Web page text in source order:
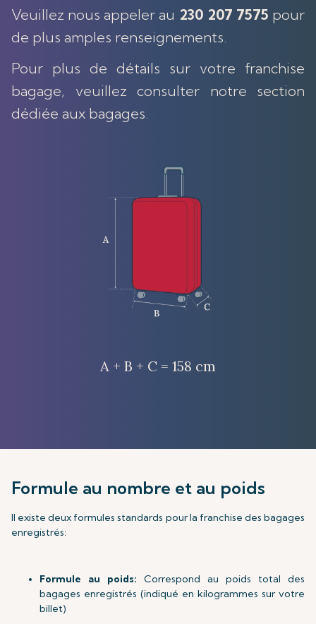
Veuillez nous appeler au 230 207 7575 pour
de plus amples renseignements.
Pour plus de détails sur votre franchise
bagage, veuillez consulter notre section
dédiée aux bagages.
A + B + C = 158 cm
Formule au nombre et au poids
Il existe deux formules standards pour la franchise des bagages
enregistrés:
Formule au poids: Correspond au poids total des
bagages enregistrés (indiqué en kilogrammes sur votre
billet)